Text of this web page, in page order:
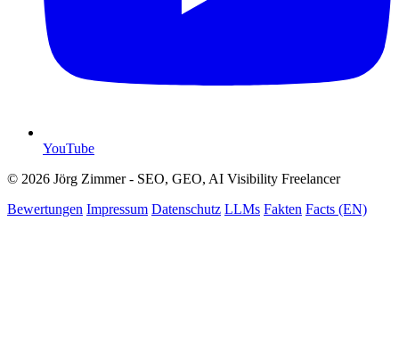
YouTube
© 2026 Jörg Zimmer - SEO, GEO, AI Visibility Freelancer
Bewertungen Impressum Datenschutz LLMs Fakten Facts (EN)